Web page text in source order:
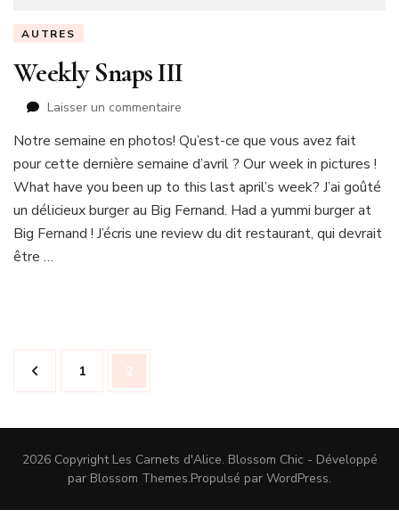
AUTRES
Weekly Snaps III
Laisser un commentaire
Snaps
III
Notre semaine en photos! Qu’est-ce que vous avez fait
pour cette dernière semaine d’avril ? Our week in pictures !
What have you been up to this last april’s week? J’ai goûté
un délicieux burger au Big Fernand. Had a yummi burger at
Big Fernand ! J’écris une review du dit restaurant, qui devrait
être …
Navigation
des
Page
1 Page
2
2026 Copyright Les Carnets d'Alice. Blossom Chic - Développé
par Blossom Themes.Propulsé par WordPress.